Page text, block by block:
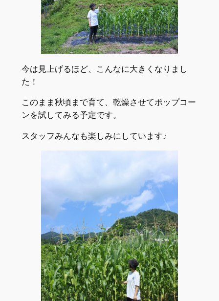
今は見上げるほど、こんなに大きくなりまし
た！
このまま秋頃まで育て、乾燥させてポップコー
ンを試してみる予定です。
スタッフみんなも楽しみにしています♪